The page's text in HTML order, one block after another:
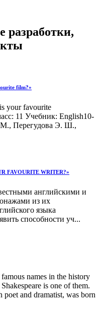
разработки,
film?»
your favourite
11 Учебник: English10-
Перегудова Э. Ш.,
FAVOURITE WRITER?»
английскими и
из их
языка
способности уч...
names in the history
is one of them.
poet and dramatist, was born